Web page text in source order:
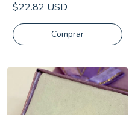
$22.82 USD